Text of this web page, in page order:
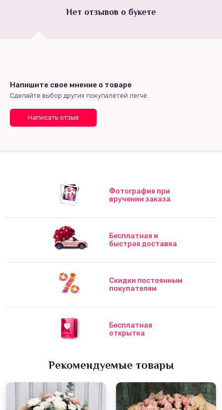
Нет отзывов о букете
Напишите свое мнение о товаре
Сделайте выбор других покупалетей легче.
Написать отзыв
Фотография при
вручении заказа
Бесплатная и
быстрая доставка
Скидки постоянным
покупателям
Бесплатная
открытка
Рекомендуемые товары